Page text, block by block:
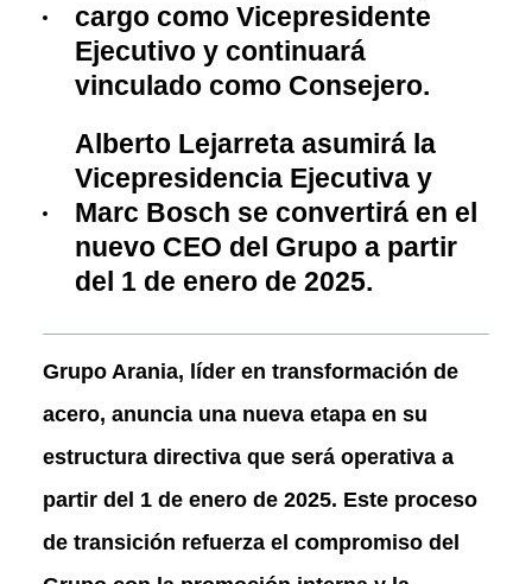
cargo como Vicepresidente
Ejecutivo y continuará
vinculado como Consejero.
Alberto Lejarreta asumirá la
Vicepresidencia Ejecutiva y
Marc Bosch se convertirá en el
nuevo CEO del Grupo a partir
del 1 de enero de 2025.
Grupo Arania, líder en transformación de
acero, anuncia una nueva etapa en su
estructura directiva que será operativa a
partir del 1 de enero de 2025. Este proceso
de transición refuerza el compromiso del